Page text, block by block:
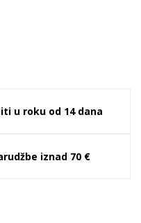
u roku od 14 dana
iznad 70 €